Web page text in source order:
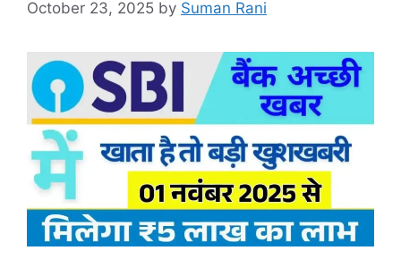
October 23, 2025 by Suman Rani